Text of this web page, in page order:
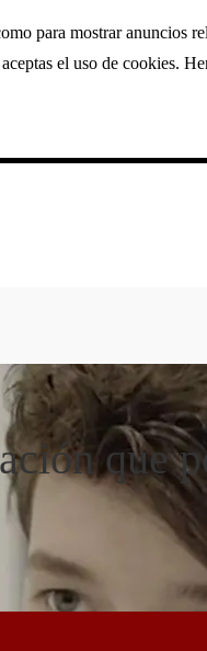
para mostrar anuncios
el uso de cookies.
que